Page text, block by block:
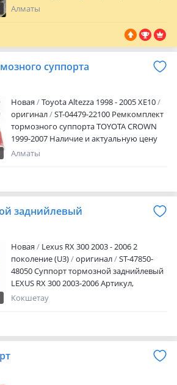
Отправка в регионы
Алматы
суппорта
Новая
Toyota Altezza 1998 - 2005 XE10
оригинал
ST-04479-22100 Ремкомплект
тормозного суппорта TOYOTA CROWN
1999-2007 Наличие и актуальную цену
уточняйте у менеджера
Алматы
заднийлевый
Новая
Lexus RX 300 2003 - 2006 2
поколение (U3)
оригинал
ST-47850-
48050 Суппорт тормозной заднийлевый
LEXUS RX 300 2003-2006 Артикул,
наименование товара, марка модель
АВТОТРЕЙД сеть магазинов
автозапчастей и установочных центров
Кокшетау